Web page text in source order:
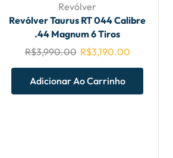
Revólver
Revólver Taurus RT 044 Calibre
.44 Magnum 6 Tiros
R$3,990.00 R$3,190.00
Adicionar Ao Carrinho